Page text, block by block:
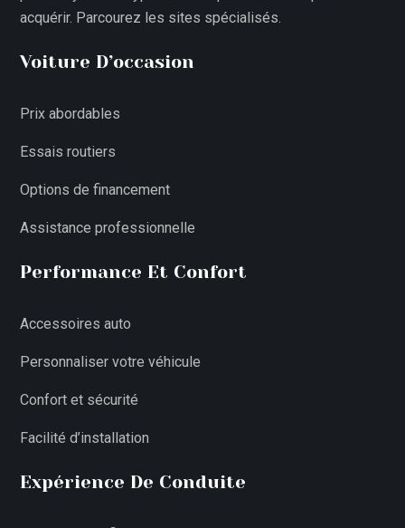
acquérir. Parcourez les sites spécialisés.
Voiture D’occasion
Prix abordables
Essais routiers
Options de financement
Assistance professionnelle
Performance Et Confort
Accessoires auto
Personnaliser votre véhicule
Confort et sécurité
Facilité d’installation
Expérience De Conduite